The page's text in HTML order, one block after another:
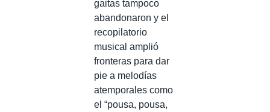
gaitas tampoco
abandonaron y el
recopilatorio
musical amplió
fronteras para dar
pie a melodías
atemporales como
el “pousa, pousa,